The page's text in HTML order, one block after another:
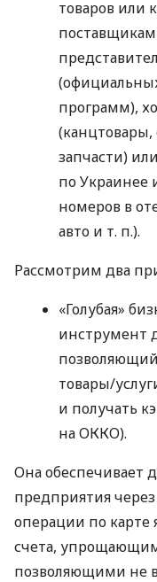
товаров или
программ),
(канцтовары,
запчасти)
по Украинее
номеров в
авто и т. п.).
Рассмотрим два
«Голубая»
инструмент
позволяющий
товары/
и получать
на ОККО).
Она обеспечивает
предприятия
операции по карте
счета,
позволяющими не